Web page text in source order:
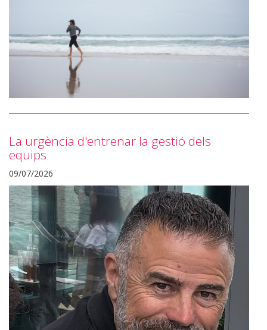
La urgència d'entrenar la gestió dels
equips
09/07/2026